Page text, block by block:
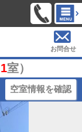
お問合せ
1室）
空室情報を確認